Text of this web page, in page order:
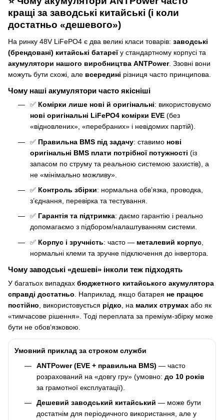
кращі за заводські китайські (і коли
достатньо «дешевого»)
На ринку 48V LiFePO4 є два великі класи товарів: заводські
(брендовані) китайські батареїу стандартному корпусі та
акумулятори нашого виробництва ANTPower. Ззовні вони
можуть бути схожі, але всередині різниця часто принципова.
Чому наші акумулятори часто якісніші
✅ Комірки лише нові й оригінальні: використовуємо
нові оригінальні LiFePO4 комірки EVE (без
«відновлених», «перебраних» і невідомих партій).
✅ Правильна BMS під задачу: ставимо нові
оригінальні BMS плати потрібної потужності (із
запасом по струму та реальною системою захистів), а
не «мінімально можливу».
✅ Контроль збірки: нормальна обв’язка, проводка,
з’єднання, перевірка та тестування.
✅ Гарантія та підтримка: даємо гарантію і реально
допомагаємо з підбором/налаштуванням системи.
✅ Корпус і зручність: часто — металевий корпус
нормальні клеми та зручне підключення до інвертора.
Чому заводські «дешеві» інколи теж підходять
У багатьох випадках бюджетного китайського акумулятора
справді достатньо . Наприклад, якщо батарея не працює
постійно , використовується рідко , на малих струмах або як
«тимчасове рішення». Тоді переплата за преміум-збірку може
бути не обов’язковою.
Умовний приклад за строком служби
ANTPower (EVE + правильна BMS) — часто
розрахований на «довгу гру» (умовно: до 10 років
за грамотної експлуатації).
Дешевий заводський китайський — може бути
достатнім для періодичного використання, але у